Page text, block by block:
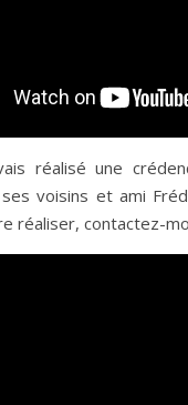
réalisé une
voisins et ami
réaliser, contactez-